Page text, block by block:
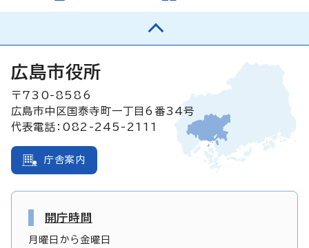
広島市役所
〒730-8586
広島市中区国泰寺町一丁目6番34号
代表電話：082-245-2111
庁舎案内
開庁時間
月曜日から金曜日